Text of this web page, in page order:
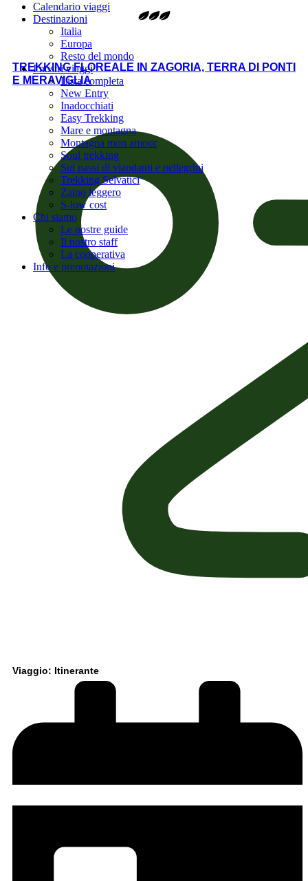
Calendario viaggi
Destinazioni
Italia
Europa
Resto del mondo
I nostri viaggi
Lista completa
New Entry
Inadocchiati
Easy Trekking
Mare e montagna
Montagna mon amour
Soul trekking
Sui passi di viandanti e pellegrini
Trekking Selvatici
Zaino leggero
S-low cost
Chi siamo
Le nostre guide
Il nostro staff
La cooperativa
Info e prenotazioni
TREKKING FLOREALE IN ZAGORIA, TERRA DI PONTI
E MERAVIGLIA
Viaggio: Itinerante